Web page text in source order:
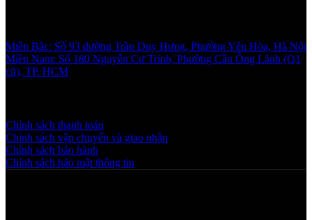
Miền Bắc: Số 93 đường Trần Duy Hưng, Phường Yên Hòa, Hà Nội
Miền Nam: Số 180 Nguyễn Cư Trinh, Phường Cầu Ông Lãnh (Q1
cũ), TP. HCM
Chính sách thanh toán
Chính sách vận chuyển và giao nhận
Chính sách bảo hành
Chính sách bảo mật thông tin